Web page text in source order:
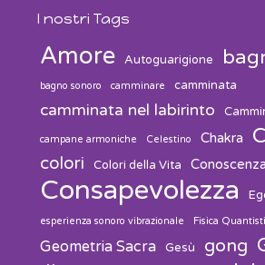
I nostri Tags
Amore Autoguarigione
bagno sonoro camminare camminata
camminata nel labirinto
campane armoniche Celestino Chakra
colori Colori della Vita Conoscenza
Consapevolezza
esperienza sonoro vibrazionale Fisica
Geometria Sacra Gesù gong